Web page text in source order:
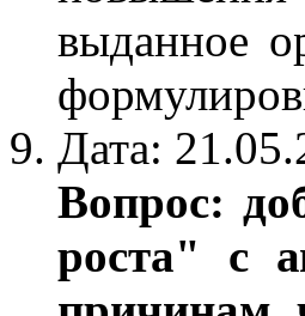
выданное
Дата:
Вопрос:
роста" с